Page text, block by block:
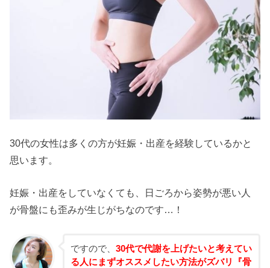
30代の女性は多くの方が妊娠・出産を経験しているかと
思います。
妊娠・出産をしていなくても、日ごろから姿勢が悪い人
が骨盤にも歪みが生じがちなのです…！
ですので、30代で代謝を上げたいと考えてい
る人にまずオススメしたい方法がズバリ『骨